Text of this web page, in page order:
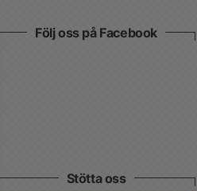
Följ oss på Facebook
Stötta oss